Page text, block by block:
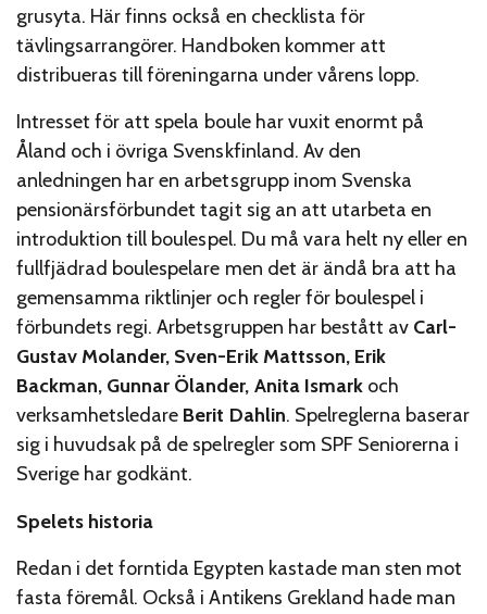
grusyta. Här finns också en checklista för
tävlingsarrangörer. Handboken kommer att
distribueras till föreningarna under vårens lopp.
Intresset för att spela boule har vuxit enormt på
Åland och i övriga Svenskfinland. Av den
anledningen har en arbetsgrupp inom Svenska
pensionärsförbundet tagit sig an att utarbeta en
introduktion till boulespel. Du må vara helt ny eller en
fullfjädrad boulespelare men det är ändå bra att ha
gemensamma riktlinjer och regler för boulespel i
förbundets regi. Arbetsgruppen har bestått av Carl-
Gustav Molander, Sven-Erik Mattsson, Erik
Backman, Gunnar Ölander, Anita Ismarkoch
verksamhetsledare Berit Dahlin. Spelreglerna baserar
sig i huvudsak på de spelregler som SPF Seniorerna i
Sverige har godkänt.
Spelets historia
Redan i det forntida Egypten kastade man sten mot
fasta föremål. Också i Antikens Grekland hade man